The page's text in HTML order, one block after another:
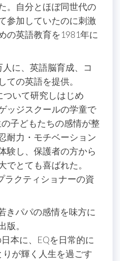
。自分とほぼ同世代の
参加していたのに刺激
の英語教育を1981年に
に、英語脳育成、コ
ての英語を提供。
ついて研究しはじめ
ッジスクールの学童で
子どもたちの感情が整
耐力・モチベーション
験し、保護者の方から
でとても喜ばれた。
ラクティショナーの資
パパの感情を味方に
版。
本に、EQを日常的に
が輝く人生を過ごす